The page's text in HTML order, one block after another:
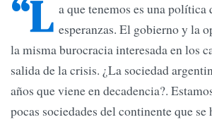
“L a que tenemos es una política
esperanzas. El gobierno y la
la misma burocracia interesada en los
salida de la crisis. ¿La sociedad
años que viene en decadencia?.
pocas sociedades del continente que se